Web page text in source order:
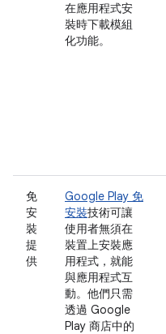
在應用程式安
裝時下載模組
化功能。
免
安
裝
提
供
Google Play 免
安裝技術可讓
使用者無須在
裝置上安裝應
用程式，就能
與應用程式互
動。他們只需
透過 Google
Play 商店中的